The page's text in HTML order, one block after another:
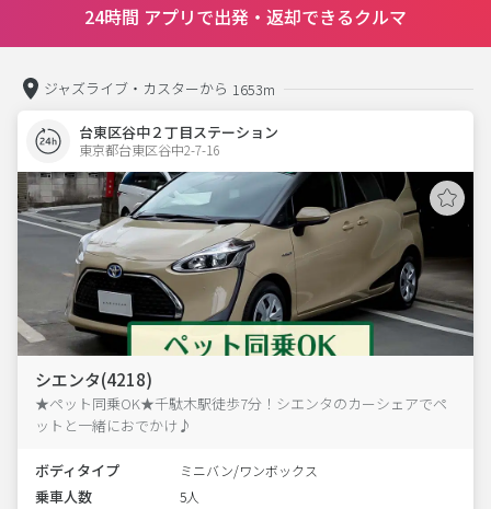
24時間 アプリで出発・返却できるクルマ
ジャズライブ・カスターから 1653m
台東区谷中２丁目ステーション
東京都台東区谷中2-7-16
シエンタ(4218)
★ペット同乗OK★千駄木駅徒歩7分！シエンタのカーシェアでペ
ットと一緒におでかけ♪
ボディタイプ ミニバン/ワンボックス
乗車人数 5人